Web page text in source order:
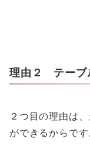
理由２ テーブ
２つ目の理由は
ができるからです